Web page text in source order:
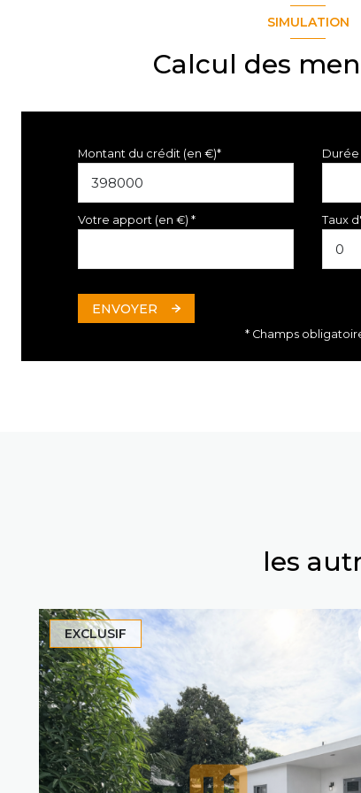
SIMULATION
Calcul des
Montant du crédit (en €)* Durée
Votre apport (en €) * Taux
ENVOYER
* Champs
les
EXCLUSIF